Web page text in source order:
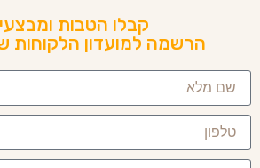
קבלו הטבות
הרשמה למועדון הלקוחות